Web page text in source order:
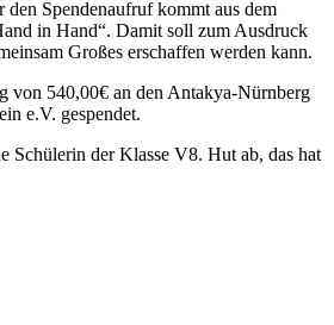
Spendenaufruf kommt aus dem
in Hand“. Damit soll zum Ausdruck
Großes erschaffen werden kann.
von 540,00€ an den Antakya-Nürnberg
e.V. gespendet.
Schülerin der Klasse V8. Hut ab, das hat